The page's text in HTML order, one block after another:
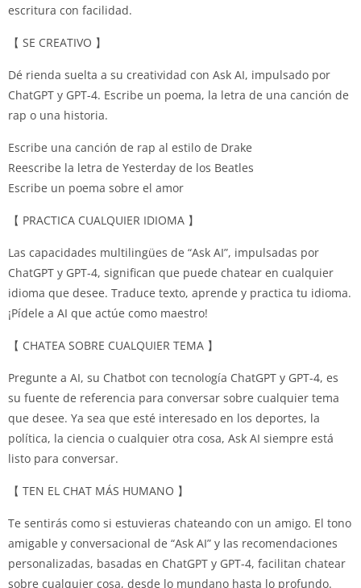
escritura con facilidad.
【 SE CREATIVO 】
Dé rienda suelta a su creatividad con Ask AI, impulsado por
ChatGPT y GPT-4. Escribe un poema, la letra de una canción de
rap o una historia.
Escribe una canción de rap al estilo de Drake
Reescribe la letra de Yesterday de los Beatles
Escribe un poema sobre el amor
【 PRACTICA CUALQUIER IDIOMA 】
Las capacidades multilingües de “Ask AI”, impulsadas por
ChatGPT y GPT-4, significan que puede chatear en cualquier
idioma que desee. Traduce texto, aprende y practica tu idioma.
¡Pídele a AI que actúe como maestro!
【 CHATEA SOBRE CUALQUIER TEMA 】
Pregunte a AI, su Chatbot con tecnología ChatGPT y GPT-4, es
su fuente de referencia para conversar sobre cualquier tema
que desee. Ya sea que esté interesado en los deportes, la
política, la ciencia o cualquier otra cosa, Ask AI siempre está
listo para conversar.
【 TEN EL CHAT MÁS HUMANO 】
Te sentirás como si estuvieras chateando con un amigo. El tono
amigable y conversacional de “Ask AI” y las recomendaciones
personalizadas, basadas en ChatGPT y GPT-4, facilitan chatear
sobre cualquier cosa, desde lo mundano hasta lo profundo.